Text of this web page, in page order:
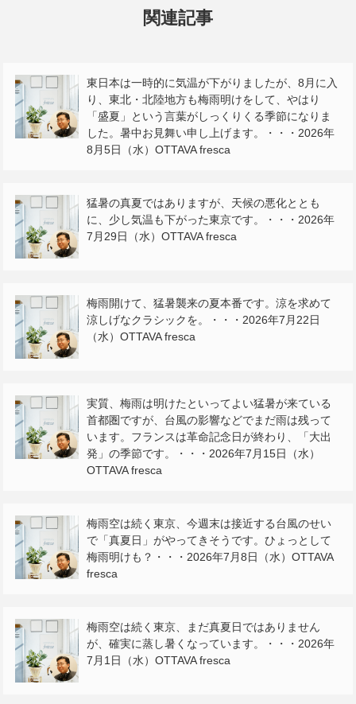
関連記事
東日本は一時的に気温が下がりましたが、8月に入
り、東北・北陸地方も梅雨明けをして、やはり
「盛夏」という言葉がしっくりくる季節になりま
した。暑中お見舞い申し上げます。・・・2026年
8月5日（水）OTTAVA fresca
猛暑の真夏ではありますが、天候の悪化ととも
に、少し気温も下がった東京です。・・・2026年
7月29日（水）OTTAVA fresca
梅雨開けて、猛暑襲来の夏本番です。涼を求めて
涼しげなクラシックを。・・・2026年7月22日
（水）OTTAVA fresca
実質、梅雨は明けたといってよい猛暑が来ている
首都圏ですが、台風の影響などでまだ雨は残って
います。フランスは革命記念日が終わり、「大出
発」の季節です。・・・2026年7月15日（水）
OTTAVA fresca
梅雨空は続く東京、今週末は接近する台風のせい
で「真夏日」がやってきそうです。ひょっとして
梅雨明けも？・・・2026年7月8日（水）OTTAVA
fresca
梅雨空は続く東京、まだ真夏日ではありません
が、確実に蒸し暑くなっています。・・・2026年
7月1日（水）OTTAVA fresca